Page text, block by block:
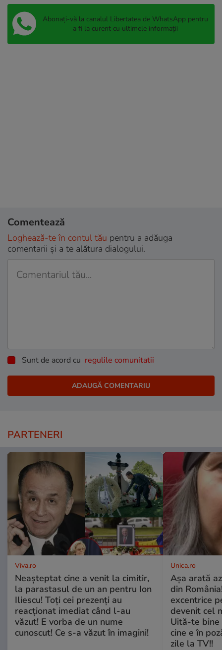
Abonați-vă la canalul Libertatea de WhatsApp pentru
a fi la curent cu ultimele informații
Comentează
Loghează-te în contul tău pentru a adăuga
comentarii și a te alătura dialogului.
Sunt de acord cu regulile comunitatii
PARTENERI
Viva.ro
Neașteptat cine a venit la cimitir,
la parastasul de un an pentru Ion
Iliescu! Toți cei prezenți au
reacționat imediat când l-au
văzut! E vorba de un nume
cunoscut! Ce s-a văzut în imagini!
Unica.ro
Așa arată
din
excentrice
devenit cel
Uită-te bine
cine e în
zile la TV!!